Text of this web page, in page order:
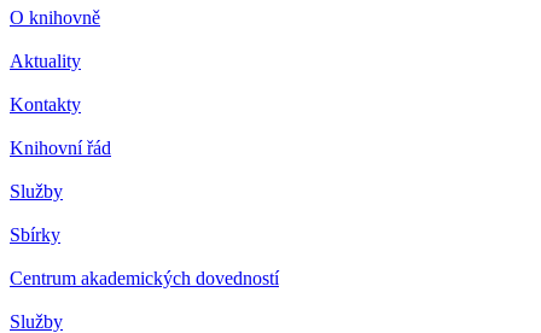
O knihovně
Aktuality
Kontakty
Knihovní řád
Služby
Sbírky
Centrum akademických dovedností
Služby